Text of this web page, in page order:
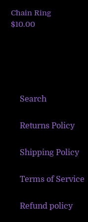
Chain Ring
Precio
$10.00
Search
Returns Policy
Shipping Policy
Terms of Service
Refund policy